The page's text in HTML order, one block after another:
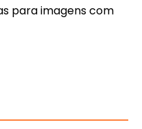
para imagens com